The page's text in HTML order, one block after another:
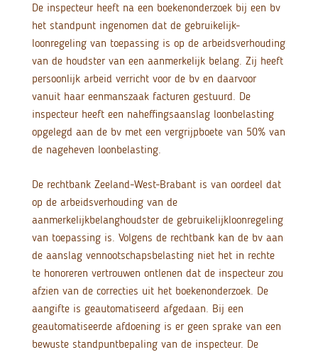
De inspecteur heeft na een boekenonderzoek bij een bv
het standpunt ingenomen dat de gebruikelijk-
loonregeling van toepassing is op de arbeidsverhouding
van de houdster van een aanmerkelijk belang. Zij heeft
persoonlijk arbeid verricht voor de bv en daarvoor
vanuit haar eenmanszaak facturen gestuurd. De
inspecteur heeft een naheffingsaanslag loonbelasting
opgelegd aan de bv met een vergrijpboete van 50% van
de nageheven loonbelasting.
De rechtbank Zeeland-West-Brabant is van oordeel dat
op de arbeidsverhouding van de
aanmerkelijkbelanghoudster de gebruikelijkloonregeling
van toepassing is. Volgens de rechtbank kan de bv aan
de aanslag vennootschapsbelasting niet het in rechte
te honoreren vertrouwen ontlenen dat de inspecteur zou
afzien van de correcties uit het boekenonderzoek. De
aangifte is geautomatiseerd afgedaan. Bij een
geautomatiseerde afdoening is er geen sprake van een
bewuste standpuntbepaling van de inspecteur. De